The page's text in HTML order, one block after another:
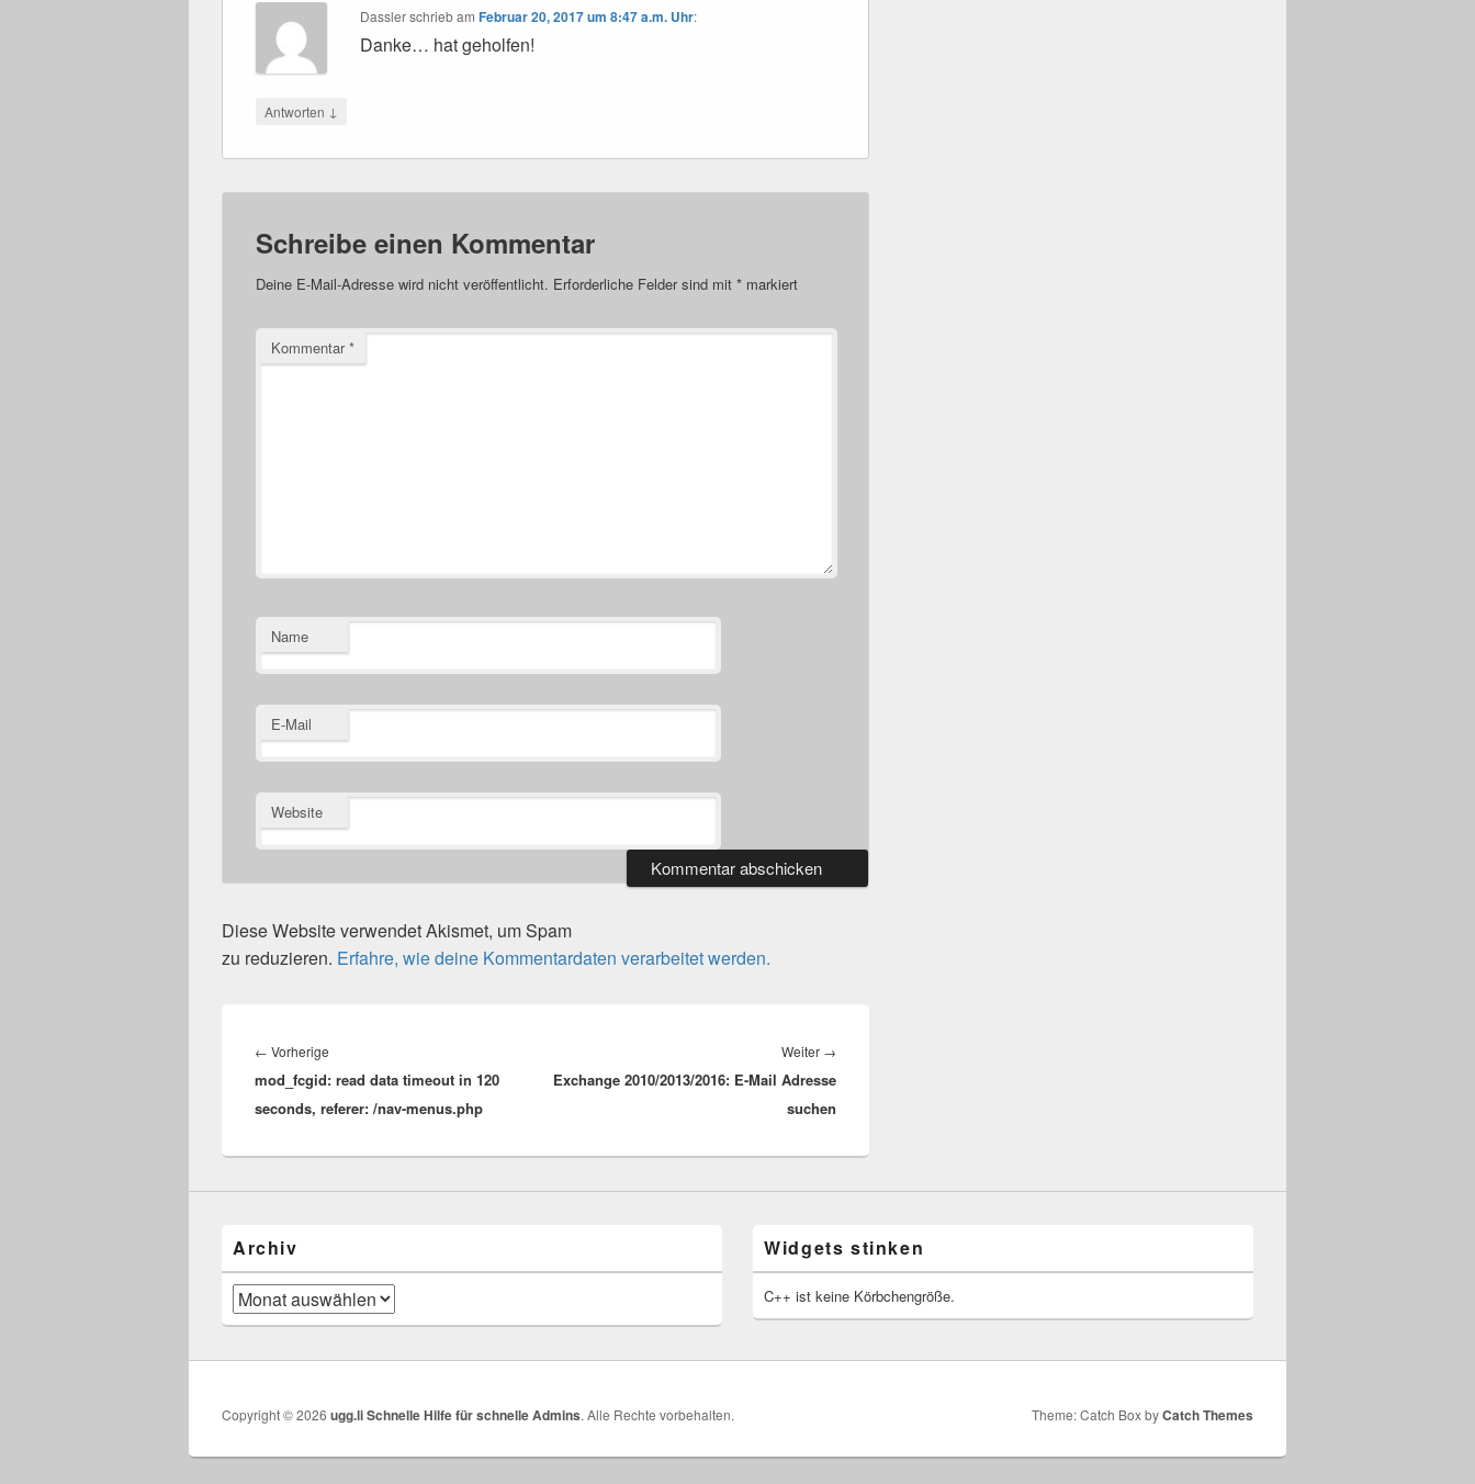
DasslerschriebamFebruar 20, 2017 um 8:47 a.m. Uhr:
Danke… hat geholfen!
Antworten ↓
Schreibe einen Kommentar
Deine E-Mail-Adresse wird nicht veröffentlicht. Erforderliche Felder sind mit * markiert
Kommentar*
Name
E-Mail
Website
Diese Website verwendet Akismet, um Spam
zu reduzieren. Erfahre, wie deine Kommentardaten verarbeitet werden.
← Vorherige
Beitrag:
mod_fcgid: read data timeout in 120
seconds, referer: /nav-menus.php
Weiter →
Beitrag:
Exchange 2010/2013/2016: E-Mail Adresse
suchen
Archiv
Archiv
Widgets stinken
C++ ist keine Körbchengröße.
Copyright © 2026 ugg.li Schnelle Hilfe für schnelle Admins. Alle Rechte vorbehalten. Theme: Catch Box byCatch Themes